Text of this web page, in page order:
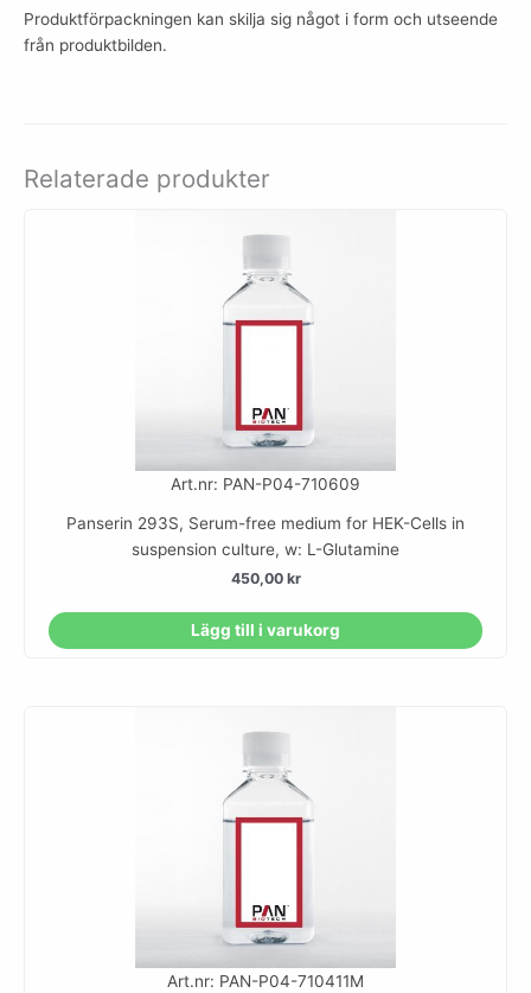
Produktförpackningen kan skilja sig något i form och utseende
från produktbilden.
Relaterade produkter
Art.nr: PAN-P04-710609
Panserin 293S, Serum-free medium for HEK-Cells in
suspension culture, w: L-Glutamine
450,00 kr
Lägg till i varukorg
Art.nr: PAN-P04-710411M